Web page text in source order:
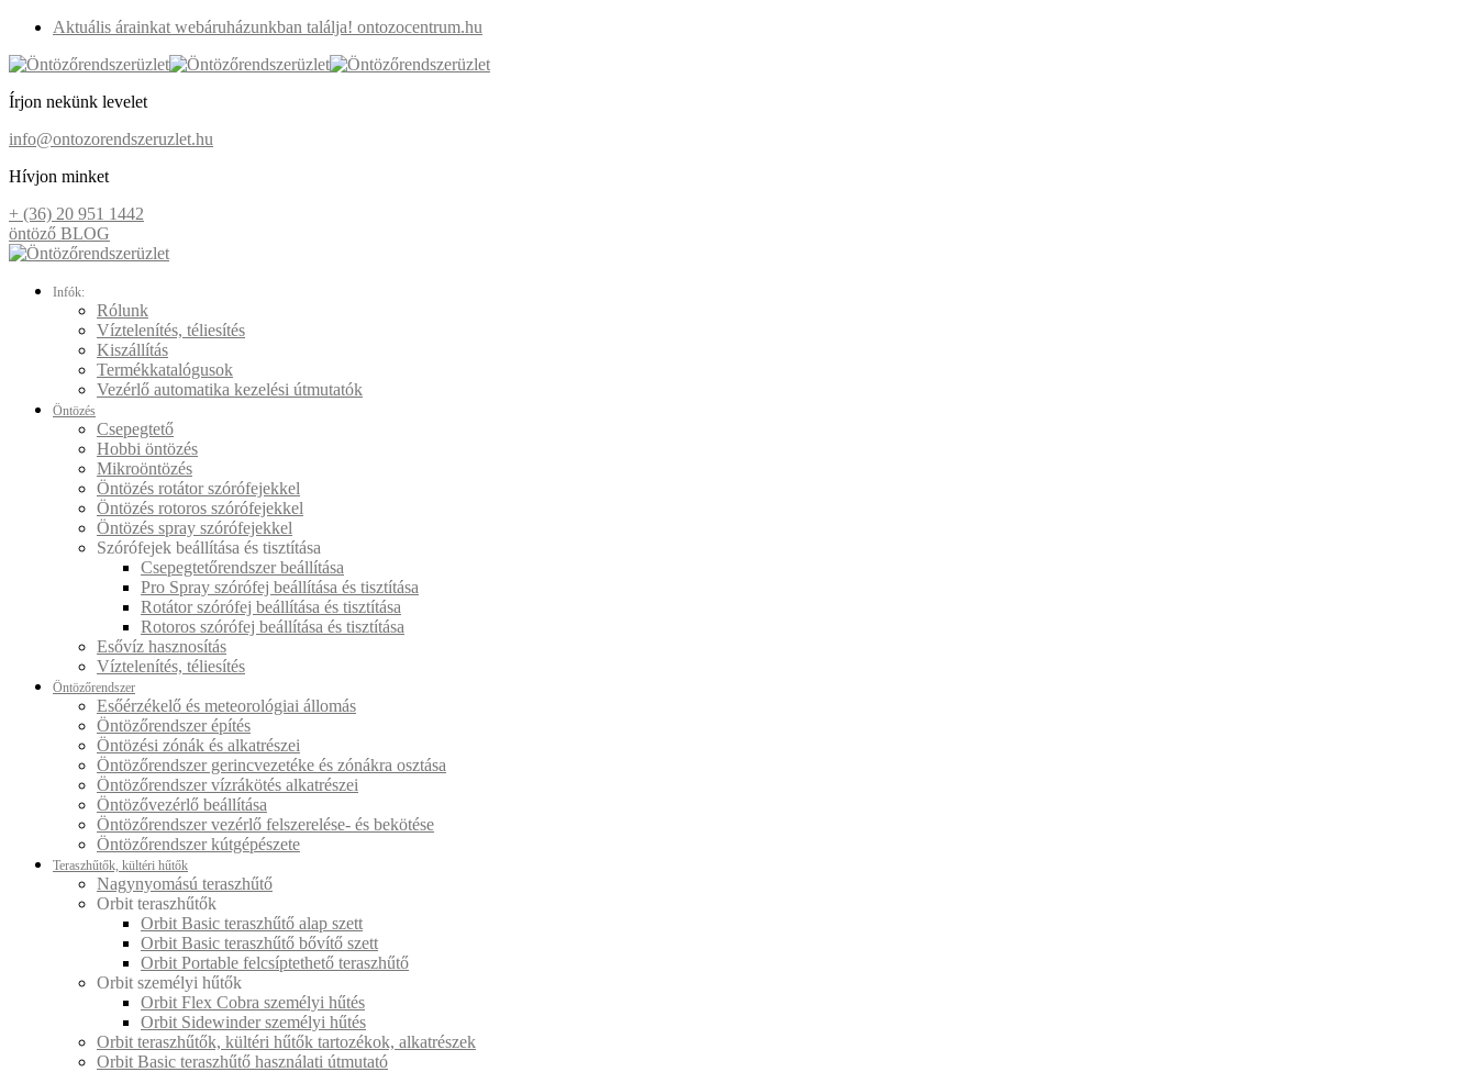
Aktuális árainkat webáruházunkban találja! ontozocentrum.hu
Írjon nekünk levelet
info@ontozorendszeruzlet.hu
Hívjon minket
+ (36) 20 951 1442
öntöző BLOG
Infók:
Rólunk
Víztelenítés, téliesítés
Kiszállítás
Termékkatalógusok
Vezérlő automatika kezelési útmutatók
Öntözés
Csepegtető
Hobbi öntözés
Mikroöntözés
Öntözés rotátor szórófejekkel
Öntözés rotoros szórófejekkel
Öntözés spray szórófejekkel
Szórófejek beállítása és tisztítása
Csepegtetőrendszer beállítása
Pro Spray szórófej beállítása és tisztítása
Rotátor szórófej beállítása és tisztítása
Rotoros szórófej beállítása és tisztítása
Esővíz hasznosítás
Víztelenítés, téliesítés
Öntözőrendszer
Esőérzékelő és meteorológiai állomás
Öntözőrendszer építés
Öntözési zónák és alkatrészei
Öntözőrendszer gerincvezetéke és zónákra osztása
Öntözőrendszer vízrákötés alkatrészei
Öntözővezérlő beállítása
Öntözőrendszer vezérlő felszerelése- és bekötése
Öntözőrendszer kútgépészete
Teraszhűtők, kültéri hűtők
Nagynyomású teraszhűtő
Orbit teraszhűtők
Orbit Basic teraszhűtő alap szett
Orbit Basic teraszhűtő bővítő szett
Orbit Portable felcsíptethető teraszhűtő
Orbit személyi hűtők
Orbit Flex Cobra személyi hűtés
Orbit Sidewinder személyi hűtés
Orbit teraszhűtők, kültéri hűtők tartozékok, alkatrészek
Orbit Basic teraszhűtő használati útmutató